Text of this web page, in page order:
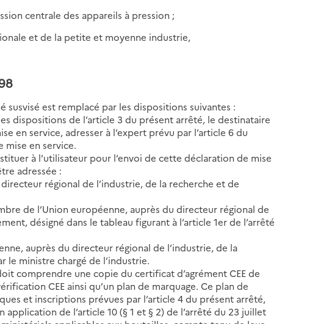
centrale des appareils à pression ;
et de la petite et moyenne industrie,
susvisé est remplacé par les dispositions suivantes :
dispositions de l’article 3 du présent arrêté, le destinataire
en service, adresser à l’expert prévu par l’article 6 du
mise en service.
à l’utilisateur pour l’envoi de cette déclaration de mise
adressée :
régional de l’industrie, de la recherche et de
de l’Union européenne, auprès du directeur régional de
désigné dans le tableau figurant à l’article 1er de l’arrêté
auprès du directeur régional de l’industrie, de la
le ministre chargé de l’industrie.
comprendre une copie du certificat d’agrément CEE de
CEE ainsi qu’un plan de marquage. Ce plan de
et inscriptions prévues par l’article 4 du présent arrêté,
de l’article 10 (§ 1 et § 2) de l’arrêté du 23 juillet